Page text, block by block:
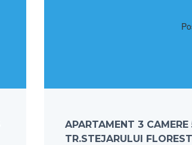
APARTAMENT 3
TR.STEJARULUI